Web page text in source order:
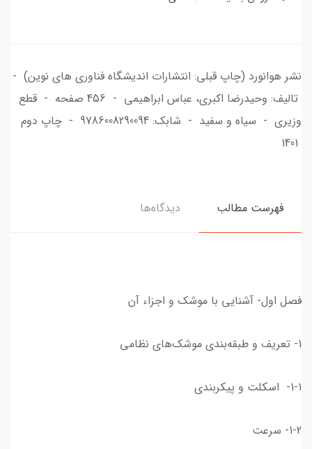
نشر هوانورد (چاپ قبلی: انتشارات اندیشگاه فناوری های نوین) -
تالیف: وحیدرضا اکبری، عباس ابراهیمی - 456 صفحه - قطع
وزیری - سیاه و سفید - شابک: 9786008290094 - چاپ دوم
فهرست مطالب دیدگاه‌ها
فصل اول- آشنایی با موشک و اجزاء آن
1- تعریف و طبقه‌بندی موشک‌های نظامی
1-1- اسکلت و پیکربندی
1-2- سرعت